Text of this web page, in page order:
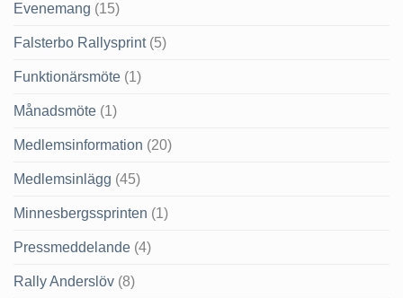
Evenemang (15)
Falsterbo Rallysprint(5)
Funktionärsmöte (1)
Månadsmöte (1)
Medlemsinformation (20)
Medlemsinlägg (45)
Minnesbergssprinten (1)
Pressmeddelande (4)
Rally Anderslöv (8)